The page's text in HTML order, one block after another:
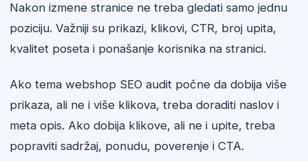
Nakon izmene stranice ne treba gledati samo jednu
poziciju. Važniji su prikazi, klikovi, CTR, broj upita,
kvalitet poseta i ponašanje korisnika na stranici.
Ako tema webshop SEO audit počne da dobija više
prikaza, ali ne i više klikova, treba doraditi naslov i
meta opis. Ako dobija klikove, ali ne i upite, treba
popraviti sadržaj, ponudu, poverenje i CTA.